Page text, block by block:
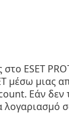
ESET
μέσω μιας
Εάν δεν
λογαριασμό